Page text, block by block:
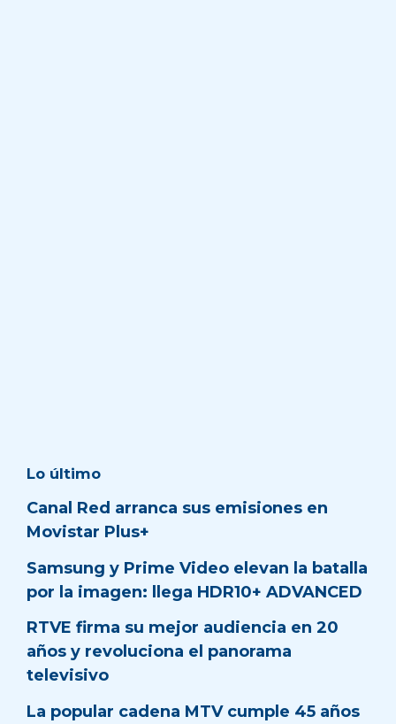
Lo último
Canal Red arranca sus emisiones en
Movistar Plus+
Samsung y Prime Video elevan la batalla
por la imagen: llega HDR10+ ADVANCED
RTVE firma su mejor audiencia en 20
años y revoluciona el panorama
televisivo
La popular cadena MTV cumple 45 años